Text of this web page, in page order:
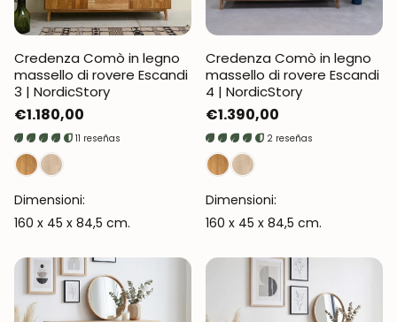
Credenza Comò in legno
massello di rovere Escandi
3 | NordicStory
Prezzo
normale
€1.180,00
11 reseñas
Dimensioni:
160 x 45 x 84,5 cm.
Credenza Comò in legno
massello di rovere Escandi
4 | NordicStory
Prezzo
normale
€1.390,00
2 reseñas
Dimensioni:
160 x 45 x 84,5 cm.